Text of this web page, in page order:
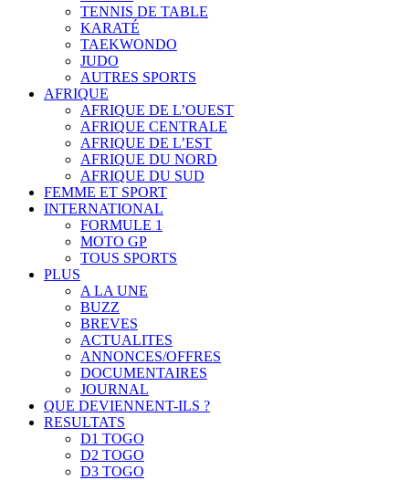
TENNIS DE TABLE
KARATÉ
TAEKWONDO
JUDO
AUTRES SPORTS
AFRIQUE
AFRIQUE DE L’OUEST
AFRIQUE CENTRALE
AFRIQUE DE L’EST
AFRIQUE DU NORD
AFRIQUE DU SUD
FEMME ET SPORT
INTERNATIONAL
FORMULE 1
MOTO GP
TOUS SPORTS
PLUS
A LA UNE
BUZZ
BREVES
ACTUALITES
ANNONCES/OFFRES
DOCUMENTAIRES
JOURNAL
QUE DEVIENNENT-ILS ?
RESULTATS
D1 TOGO
D2 TOGO
D3 TOGO